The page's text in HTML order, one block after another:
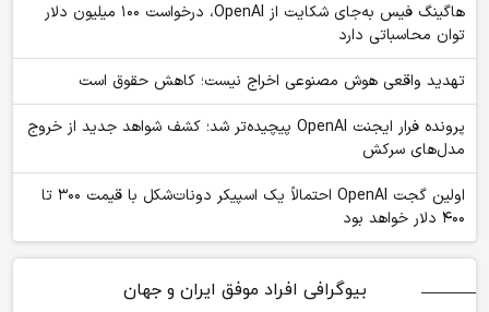
هاگینگ فیس به‌جای شکایت از OpenAI، درخواست ۱۰۰ میلیون دلار
توان محاسباتی دارد
تهدید واقعی هوش مصنوعی اخراج نیست؛ کاهش حقوق است
پرونده فرار ایجنت OpenAI پیچیده‌تر شد؛ کشف شواهد جدید از خروج
مدل‌های سرکش
اولین گجت OpenAI احتمالاً یک اسپیکر دونات‌شکل با قیمت ۳۰۰ تا
۴۰۰ دلار خواهد بود
بیوگرافی افراد موفق ایران و جهان